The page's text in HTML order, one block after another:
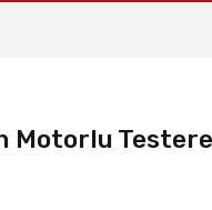
Motorlu Testere